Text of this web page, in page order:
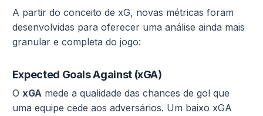
A partir do conceito de xG, novas métricas foram
desenvolvidas para oferecer uma análise ainda mais
granular e completa do jogo:
Expected Goals Against (xGA)
O xGAmede a qualidade das chances de gol que
uma equipe cede aos adversários. Um baixo xGA